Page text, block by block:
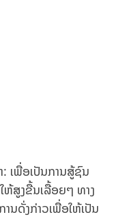
ເພື່ອເປັນການສູ້ຊົນ
ຫ້ສູງຂື້ນເລື້ອຍໆ ທາງ
ນດັ່ງກ່າວເພື່ອໃຫ້ເປັນ